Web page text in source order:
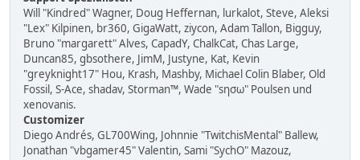
Will "Kindred" Wagner, Doug Heffernan, lurkalot, Steve, Aleksi
"Lex" Kilpinen, br360, GigaWatt, ziycon, Adam Tallon, Bigguy,
Bruno "margarett" Alves, CapadY, ChalkCat, Chas Large,
Duncan85, gbsothere, JimM, Justyne, Kat, Kevin
"greyknight17" Hou, Krash, Mashby, Michael Colin Blaber, Old
Fossil, S-Ace, shadav, Storman™, Wade "sησω" Poulsen und
xenovanis.
Customizer
Diego Andrés, GL700Wing, Johnnie "TwitchisMental" Ballew,
Jonathan "vbgamer45" Valentin, Sami "SychO" Mazouz,